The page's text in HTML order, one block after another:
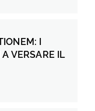
I
VERSARE IL